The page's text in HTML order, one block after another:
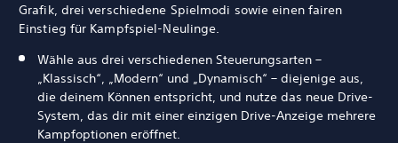
Grafik, drei verschiedene Spielmodi sowie einen fairen
Einstieg für Kampfspiel-Neulinge.
Wähle aus drei verschiedenen Steuerungsarten –
„Klassisch“, „Modern“ und „Dynamisch“ – diejenige aus,
die deinem Können entspricht, und nutze das neue Drive-
System, das dir mit einer einzigen Drive-Anzeige mehrere
Kampfoptionen eröffnet.